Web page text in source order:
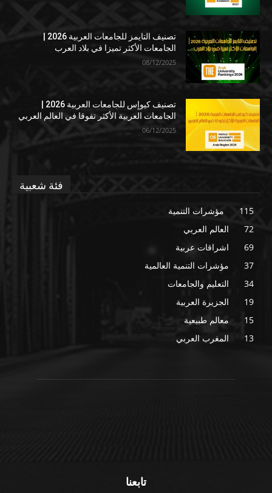
الجامعات الأكثر تميزا في بلاد العرب
08/12/2025
الجامعات العربية الأكثر تفوقا في العالم العربي
06/12/2025
فئة شعبية
مؤشرات التنمية
115
العالم العربي
72
اشراقات عربية
69
مؤشرات التنمية العالمية
37
التعليم والجامعات
34
الجزيرة العربية
19
معالم طبيعية
15
المغرب العربي
13
تابعنا